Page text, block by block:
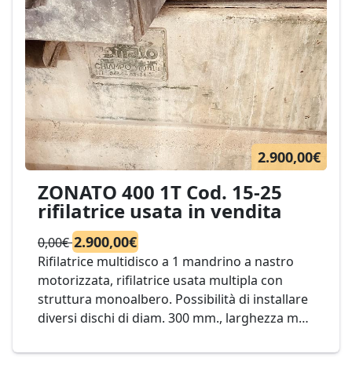
2.900,00€
ZONATO 400 1T Cod. 15-25
rifilatrice usata in vendita
0,00€2.900,00€
Rifilatrice multidisco a 1 mandrino a nastro
motorizzata, rifilatrice usata multipla con
struttura monoalbero. Possibilità di installare
diversi dischi di diam. 300 mm., larghezza max
15-25